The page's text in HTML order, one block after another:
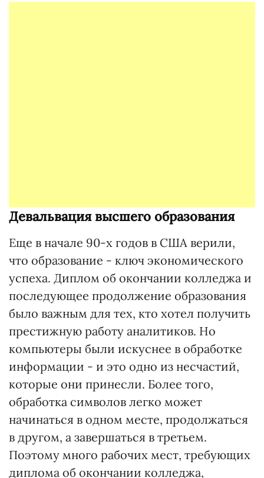
Девальвация высшего образования
Еще в начале 90-х годов в США верили,
что образование - ключ экономического
успеха. Диплом об окончании колледжа и
последующее продолжение образования
было важным для тех, кто хотел получить
престижную работу аналитиков. Но
компьютеры были искуснее в обработке
информации - и это одно из несчастий,
которые они принесли. Более того,
обработка символов легко может
начинаться в одном месте, продолжаться
в другом, а завершаться в третьем.
Поэтому много рабочих мест, требующих
диплома об окончании колледжа,